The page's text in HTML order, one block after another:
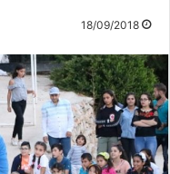
18/09/2018